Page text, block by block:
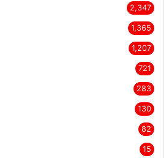
2,347
1,365
1,207
721
283
130
82
15